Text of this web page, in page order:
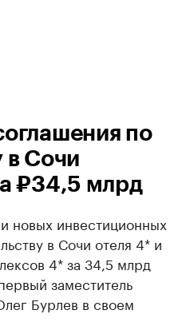
по
в Сочи
₽34,5 млрд
новых инвестиционных
в Сочи отеля 4* и
4* за 34,5 млрд
заместитель
Бурлев в своем